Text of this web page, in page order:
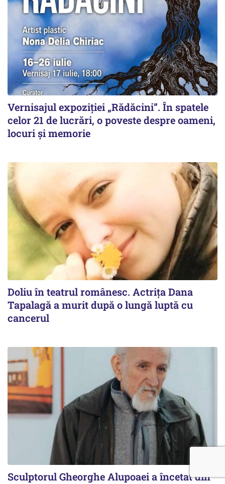
Vernisajul expoziției „Rădăcini”. În spatele
celor 21 de lucrări, o poveste despre oameni,
locuri și memorie
Doliu în teatrul românesc. Actrița Dana
Tapalagă a murit după o lungă luptă cu
cancerul
Sculptorul Gheorghe Alupoaei a încetat din